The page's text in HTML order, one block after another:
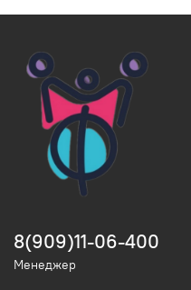
8(909)11-06-400
Менеджер